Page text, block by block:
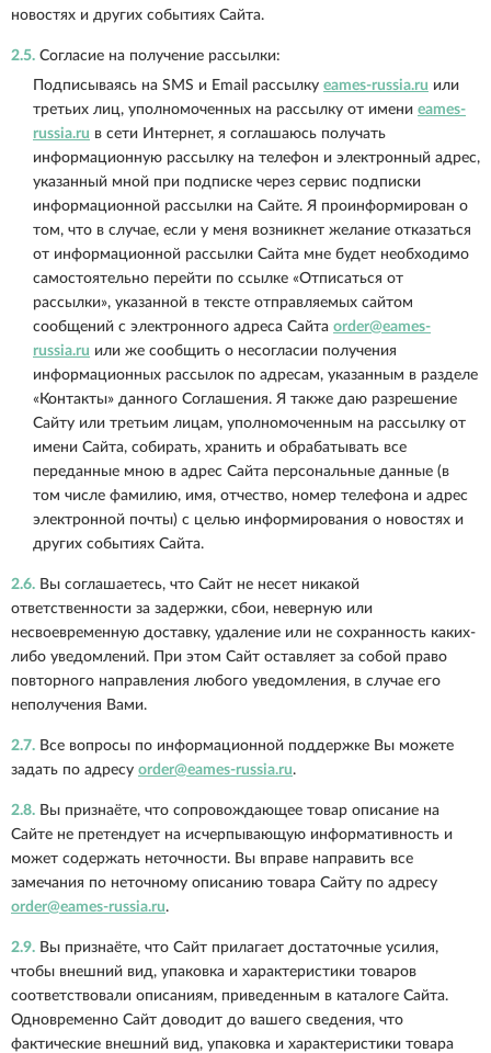
новостях и других событиях Сайта.
2.5. Согласие на получение рассылки:
Подписываясь на SMS и Email рассылку eames-russia.ru или
третьих лиц, уполномоченных на рассылку от имени eames-
russia.ru в сети Интернет, я соглашаюсь получать
информационную рассылку на телефон и электронный адрес,
указанный мной при подписке через сервис подписки
информационной рассылки на Сайте. Я проинформирован о
том, что в случае, если у меня возникнет желание отказаться
от информационной рассылки Сайта мне будет необходимо
самостоятельно перейти по ссылке «Отписаться от
рассылки», указанной в тексте отправляемых сайтом
сообщений с электронного адреса Сайта order@eames-
russia.ru или же сообщить о несогласии получения
информационных рассылок по адресам, указанным в разделе
«Контакты» данного Соглашения. Я также даю разрешение
Сайту или третьим лицам, уполномоченным на рассылку от
имени Сайта, собирать, хранить и обрабатывать все
переданные мною в адрес Сайта персональные данные (в
том числе фамилию, имя, отчество, номер телефона и адрес
электронной почты) с целью информирования о новостях и
других событиях Сайта.
2.6. Вы соглашаетесь, что Сайт не несет никакой
ответственности за задержки, сбои, неверную или
несвоевременную доставку, удаление или не сохранность каких-
либо уведомлений. При этом Сайт оставляет за собой право
повторного направления любого уведомления, в случае его
неполучения Вами.
2.7. Все вопросы по информационной поддержке Вы можете
задать по адресу order@eames-russia.ru.
2.8. Вы признаёте, что сопровождающее товар описание на
Сайте не претендует на исчерпывающую информативность и
может содержать неточности. Вы вправе направить все
замечания по неточному описанию товара Сайту по адресу
order@eames-russia.ru.
2.9. Вы признаёте, что Сайт прилагает достаточные усилия,
чтобы внешний вид, упаковка и характеристики товаров
соответствовали описаниям, приведенным в каталоге Сайта.
Одновременно Сайт доводит до вашего сведения, что
фактические внешний вид, упаковка и характеристики товара